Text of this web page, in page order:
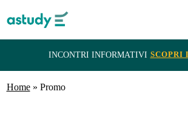
INCONTRI INFORMATIVI SCOPRI
Destinazioni
Home» Promo